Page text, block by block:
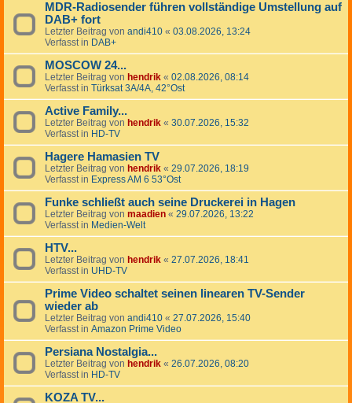
MDR-Radiosender führen vollständige Umstellung auf
DAB+ fort
Letzter Beitrag von andi410 « 03.08.2026, 13:24
Verfasst in DAB+
MOSCOW 24...
Letzter Beitrag von hendrik « 02.08.2026, 08:14
Verfasst in Türksat 3A/4A, 42°Ost
Active Family...
Letzter Beitrag von hendrik « 30.07.2026, 15:32
Verfasst in HD-TV
Hagere Hamasien TV
Letzter Beitrag von hendrik « 29.07.2026, 18:19
Verfasst in Express AM 6 53°Ost
Funke schließt auch seine Druckerei in Hagen
Letzter Beitrag von maadien « 29.07.2026, 13:22
Verfasst in Medien-Welt
HTV...
Letzter Beitrag von hendrik « 27.07.2026, 18:41
Verfasst in UHD-TV
Prime Video schaltet seinen linearen TV-Sender
wieder ab
Letzter Beitrag von andi410 « 27.07.2026, 15:40
Verfasst in Amazon Prime Video
Persiana Nostalgia...
Letzter Beitrag von hendrik « 26.07.2026, 08:20
Verfasst in HD-TV
KOZA TV...